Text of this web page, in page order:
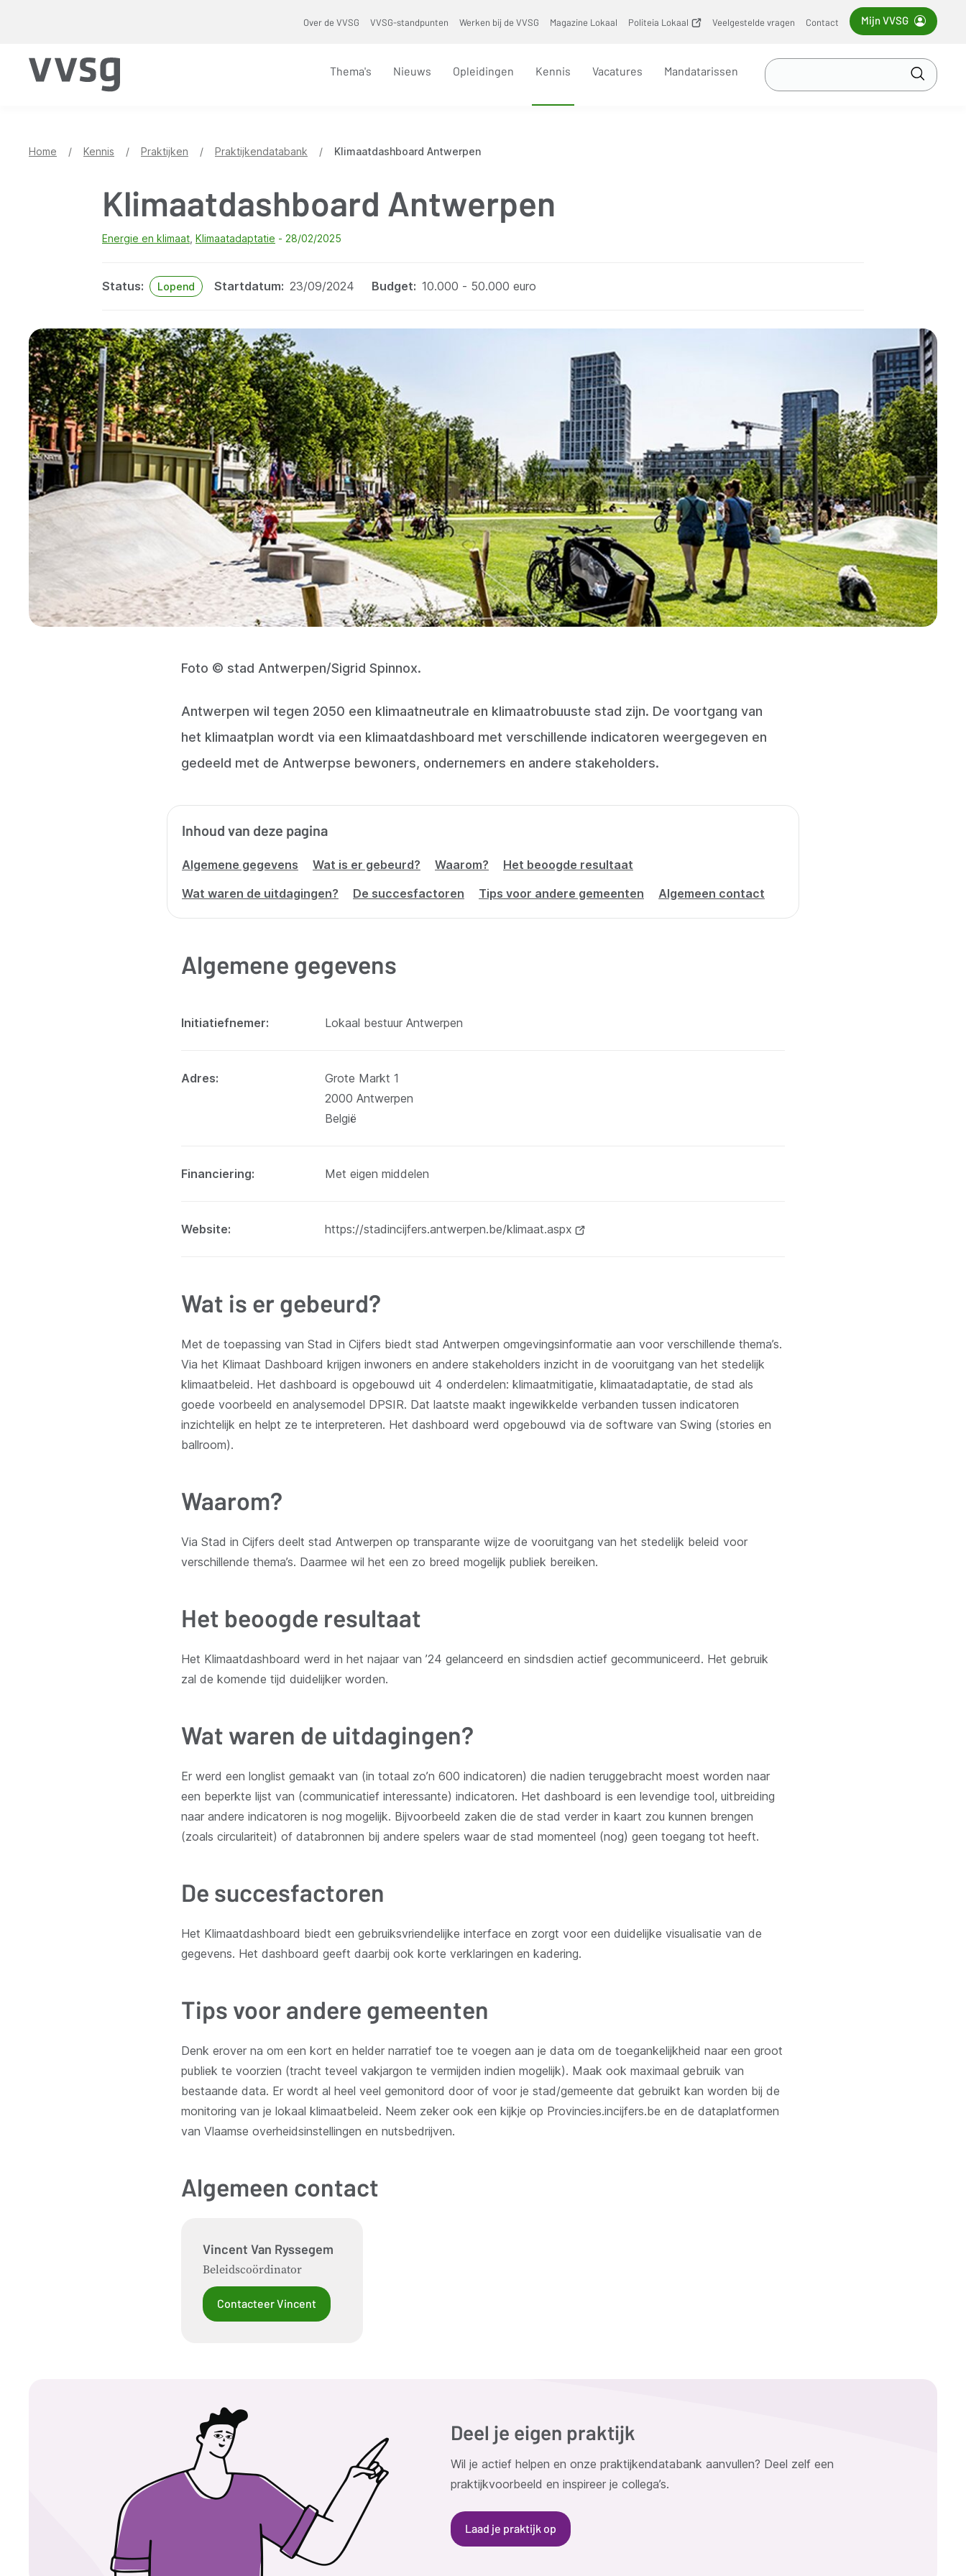
Over de VVSG VVSG-standpunten Werken bij de VVSG Magazine Lokaal Politeia Lokaal
(opent
Veelgestelde vragen Contact Mijn VVSG
Thema's Nieuws Opleidingen Kennis Vacatures Mandatarissen
Zoek
in
Home / Kennis / Praktijken / Praktijkendatabank / Klimaatdashboard Antwerpen
Klimaatdashboard Antwerpen
Energie en klimaat Klimaatadaptatie 28/02/2025
Status Lopend Startdatum 23/09/2024 Budget 10.000 - 50.000 euro
Foto © stad Antwerpen/Sigrid Spinnox.
Antwerpen wil tegen 2050 een klimaatneutrale en klimaatrobuuste stad zijn. De voortgang van
het klimaatplan wordt via een klimaatdashboard met verschillende indicatoren weergegeven en
gedeeld met de Antwerpse bewoners, ondernemers en andere stakeholders.
Inhoud van deze pagina
Algemene gegevens Wat is er gebeurd? Waarom?
Het beoogde resultaat
Wat waren de uitdagingen?
De succesfactoren Tips voor andere gemeenten Algemeen contact
Algemene gegevens
Initiatiefnemer Lokaal bestuur Antwerpen
Adres
Grote Markt 1
2000 Antwerpen
België
Financiering Met eigen middelen
Website https://stadincijfers.antwerpen.be/klimaat.aspx
Wat is er gebeurd?
Met de toepassing van Stad in Cijfers biedt stad Antwerpen omgevingsinformatie aan voor verschillende thema’s.
Via het Klimaat Dashboard krijgen inwoners en andere stakeholders inzicht in de vooruitgang van het stedelijk
klimaatbeleid. Het dashboard is opgebouwd uit 4 onderdelen: klimaatmitigatie, klimaatadaptatie, de stad als
goede voorbeeld en analysemodel DPSIR. Dat laatste maakt ingewikkelde verbanden tussen indicatoren
inzichtelijk en helpt ze te interpreteren. Het dashboard werd opgebouwd via de software van Swing (stories en
ballroom).
Waarom?
Via Stad in Cijfers deelt stad Antwerpen op transparante wijze de vooruitgang van het stedelijk beleid voor
verschillende thema’s. Daarmee wil het een zo breed mogelijk publiek bereiken.
Het beoogde resultaat
Het Klimaatdashboard werd in het najaar van ’24 gelanceerd en sindsdien actief gecommuniceerd. Het gebruik
zal de komende tijd duidelijker worden.
Wat waren de uitdagingen?
Er werd een longlist gemaakt van (in totaal zo’n 600 indicatoren) die nadien teruggebracht moest worden naar
een beperkte lijst van (communicatief interessante) indicatoren. Het dashboard is een levendige tool, uitbreiding
naar andere indicatoren is nog mogelijk. Bijvoorbeeld zaken die de stad verder in kaart zou kunnen brengen
(zoals circulariteit) of databronnen bij andere spelers waar de stad momenteel (nog) geen toegang tot heeft.
De succesfactoren
Het Klimaatdashboard biedt een gebruiksvriendelijke interface en zorgt voor een duidelijke visualisatie van de
gegevens. Het dashboard geeft daarbij ook korte verklaringen en kadering.
Tips voor andere gemeenten
Denk erover na om een kort en helder narratief toe te voegen aan je data om de toegankelijkheid naar een groot
publiek te voorzien (tracht teveel vakjargon te vermijden indien mogelijk). Maak ook maximaal gebruik van
bestaande data. Er wordt al heel veel gemonitord door of voor je stad/gemeente dat gebruikt kan worden bij de
monitoring van je lokaal klimaatbeleid. Neem zeker ook een kijkje op Provincies.incijfers.be en de dataplatformen
van Vlaamse overheidsinstellingen en nutsbedrijven.
Algemeen contact
Vincent Van Ryssegem
Beleidscoördinator
Contacteer Vincent
Deel je eigen praktijk
Wil je actief helpen en onze praktijkendatabank aanvullen? Deel zelf een
praktijkvoorbeeld en inspireer je collega’s.
Laad je praktijk op